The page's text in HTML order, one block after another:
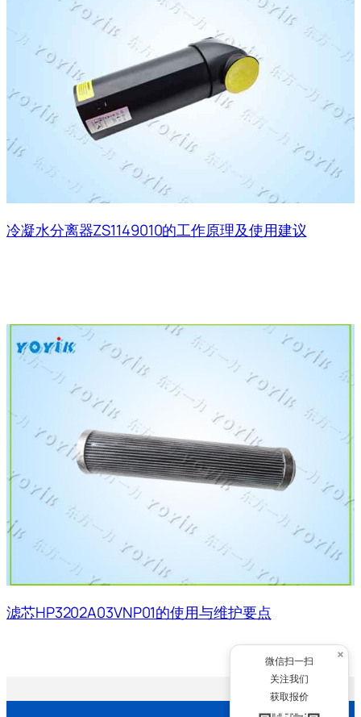
冷凝水分离器ZS1149010的工作原理及使用建议
滤芯HP3202A03VNP01的使用与维护要点
×
微信扫一扫
关注我们
获取报价